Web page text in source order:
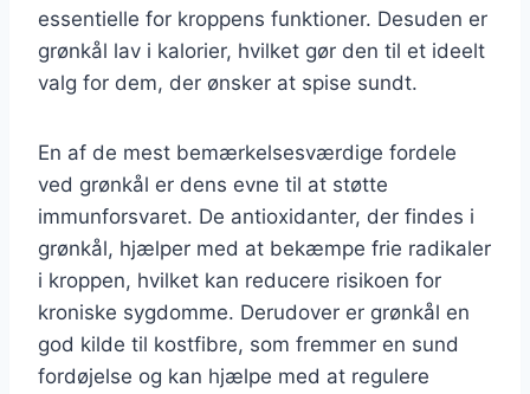
essentielle for kroppens funktioner. Desuden er
grønkål lav i kalorier, hvilket gør den til et ideelt
valg for dem, der ønsker at spise sundt.
En af de mest bemærkelsesværdige fordele
ved grønkål er dens evne til at støtte
immunforsvaret. De antioxidanter, der findes i
grønkål, hjælper med at bekæmpe frie radikaler
i kroppen, hvilket kan reducere risikoen for
kroniske sygdomme. Derudover er grønkål en
god kilde til kostfibre, som fremmer en sund
fordøjelse og kan hjælpe med at regulere